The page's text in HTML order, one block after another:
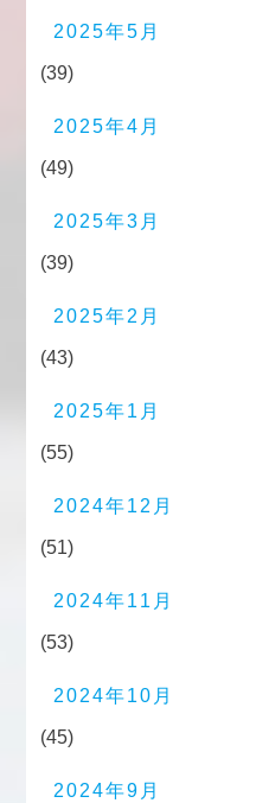
2025年5月
(39)
2025年4月
(49)
2025年3月
(39)
2025年2月
(43)
2025年1月
(55)
2024年12月
(51)
2024年11月
(53)
2024年10月
(45)
2024年9月